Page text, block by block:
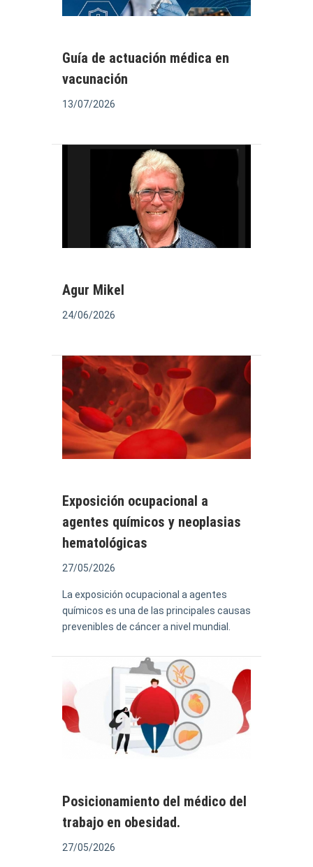
Guía de actuación médica en
vacunación
13/07/2026
Agur Mikel
24/06/2026
Exposición ocupacional a
agentes químicos y neoplasias
hematológicas
27/05/2026
La exposición ocupacional a agentes
químicos es una de las principales causas
prevenibles de cáncer a nivel mundial.
Posicionamiento del médico del
trabajo en obesidad.
27/05/2026